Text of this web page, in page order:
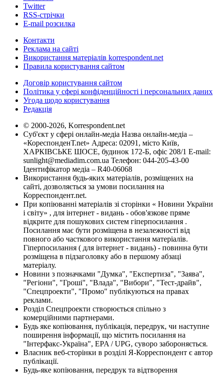
Twitter
RSS-стрічки
E-mail розсилка
Контакти
Реклама на сайті
Використання матеріалів korrespondent.net
Правила користування сайтом
Договір користування сайтом
Політика у сфері конфіденційності і персональних даних
Угода щодо користування
Редакція
© 2000-2026, Korrespondent.net
Суб'єкт у сфері онлайн-медіа Назва онлайн-медіа –
«КореспонденТ.net» Адреса: 02091, місто Київ,
ХАРКІВСЬКЕ ШОСЕ, будинок 172-Б, офіс 208/1 E-mail:
sunlight@mediadim.com.ua Телефон: 044-205-43-00
Ідентифікатор медіа – R40-06068
Використання будь-яких матеріалів, розміщених на
сайті, дозволяється за умови посилання на
Корреспондент.net.
При копіюванні матеріалів зі сторінки « Новини України
і світу» , для інтернет - видань - обов'язкове пряме
відкрите для пошукових систем гіперпосилання .
Посилання має бути розміщена в незалежності від
повного або часткового використання матеріалів.
Гіперпосилання ( для інтернет - видань) - повинна бути
розміщена в підзаголовку або в першому абзаці
матеріалу.
Новини з позначками "Думка", "Експертиза", "Заява",
"Регіони", "Гроші", "Влада", "Вибори", "Тест-драйв",
"Спецпроекти", "Промо" публікуються на правах
реклами.
Розділ Спецпроекти створюється спільно з
комерційними партнерами.
Будь яке копіювання, публікація, передрук, чи наступне
поширення інформації, що містить посилання на
"Інтерфакс-Україна", EPA / UPG, суворо забороняється.
Власник веб-сторінки в розділі Я-Корреспондент є автор
публікації.
Будь-яке копіювання, передрук та відтворення